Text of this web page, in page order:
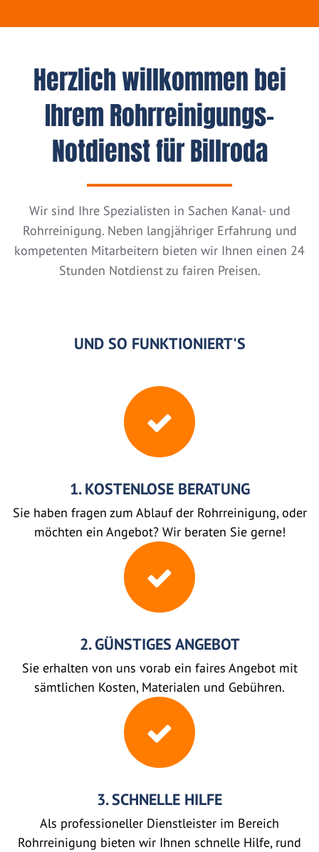
Herzlich willkommen bei
Ihrem Rohrreinigungs-
Notdienst für Billroda
Wir sind Ihre Spezialisten in Sachen Kanal- und
Rohrreinigung. Neben langjähriger Erfahrung und
kompetenten Mitarbeitern bieten wir Ihnen einen 24
Stunden Notdienst zu fairen Preisen.
UND SO FUNKTIONIERT'S
1. KOSTENLOSE BERATUNG
Sie haben fragen zum Ablauf der Rohrreinigung, oder
möchten ein Angebot? Wir beraten Sie gerne!
2. GÜNSTIGES ANGEBOT
Sie erhalten von uns vorab ein faires Angebot mit
sämtlichen Kosten, Materialen und Gebühren.
3. SCHNELLE HILFE
Als professioneller Dienstleister im Bereich
Rohrreinigung bieten wir Ihnen schnelle Hilfe, rund